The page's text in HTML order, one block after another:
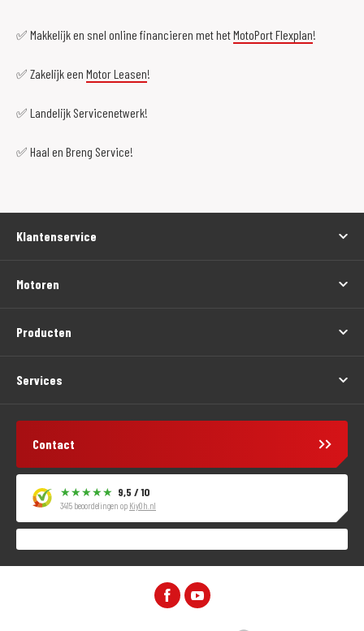
✅ Makkelijk en snel online financieren met hetMotoPort Flexplan!
✅ Zakelijk een Motor Leasen!
✅ Landelijk Servicenetwerk!
✅ Haal en Breng Service!
Klantenservice
Motoren
Producten
Services
Contact
9,5 / 10
3415 beoordelingen op KiyOh.nl